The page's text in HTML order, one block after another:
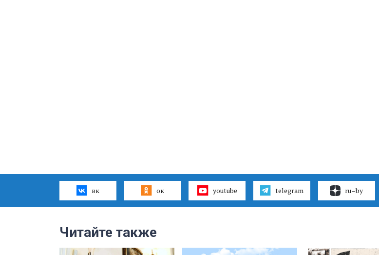
вк ок youtube telegram ru–by
Читайте также